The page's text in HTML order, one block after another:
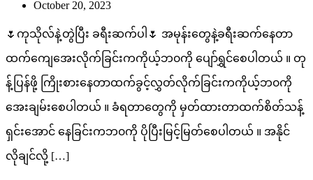
October 20, 2023
🌷ကုသိုလ်နဲ့တွဲပြီး ခရီးဆက်ပါ🌷 အမုန်းတွေနဲ့ခရီးဆက်နေတာ
ထက်ကျေအေးလိုက်ခြင်းကကိုယ့်ဘ၀ကို ပျော်ရွှင်စေပါတယ် ။ တု
န့်ပြန်ဖို့ ကြိုးစားနေတာထက်ခွင့်လွှတ်လိုက်ခြင်းကကိုယ့်ဘ၀ကို
အေးချမ်းစေပါတယ် ။ ခံရတာတွေကို မှတ်ထားတာထက်စိတ်သန့်
ရှင်းအောင် နေခြင်းကဘ၀ကို ပိုပြီးမြင့်မြတ်စေပါတယ် ။ အနိုင်
လိုချင်လို့ […]